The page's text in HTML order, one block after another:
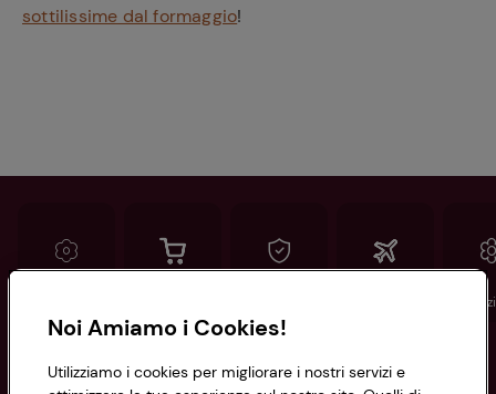
sottilissime dal formaggio!
Informazioni
Noi Amiamo i Cookies!
Utilizziamo i cookies per migliorare i nostri servizi e